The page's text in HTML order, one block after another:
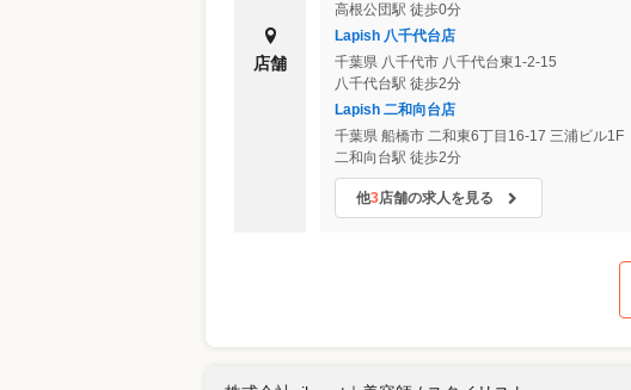
店舗
高根公団駅 徒歩0分
Lapish 八千代台店
千葉県 八千代市 八千代台東1-2-15
八千代台駅 徒歩2分
Lapish 二和向台店
千葉県 船橋市 二和東6丁目16-17 三浦ビル1F
二和向台駅 徒歩2分
他3店舗の求人を見る